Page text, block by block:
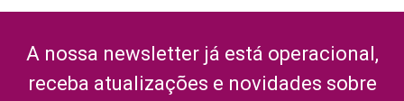
A nossa newsletter já está operacional,
receba atualizações e novidades sobre